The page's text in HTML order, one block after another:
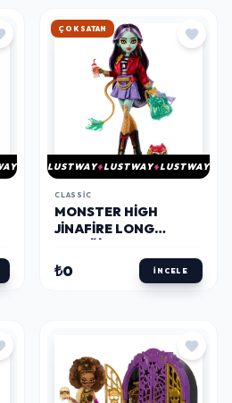
HIZLI KARGO
LUSTWAY LUSTWAY LUSTWAY
CLASSIC
MONSTER HIGH
JINAFIRE LONG
₺0 İNCELE